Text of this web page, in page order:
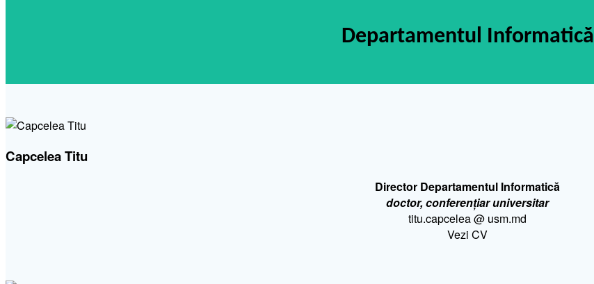
Departamentul Informatică
Capcelea Titu
Director Departamentul Informatică
doctor, conferențiar universitar
titu.capcelea @ usm.md
Vezi CV